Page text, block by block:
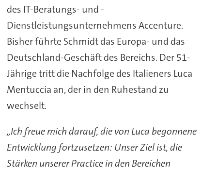
des IT-Beratungs- und -
Dienstleistungsunternehmens Accenture.
Bisher führte Schmidt das Europa- und das
Deutschland-Geschäft des Bereichs. Der 51-
Jährige tritt die Nachfolge des Italieners Luca
Mentuccia an, der in den Ruhestand zu
wechselt.
„Ich freue mich darauf, die von Luca begonnene
Entwicklung fortzusetzen: Unser Ziel ist, die
Stärken unserer Practice in den Bereichen